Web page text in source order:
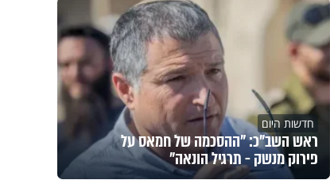
חדשות היום
ראש השב"כ: "ההסכמה של חמאס על
פירוק מנשק - תרגיל הונאה"